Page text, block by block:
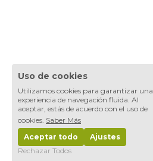
Uso de cookies
Utilizamos cookies para garantizar una
experiencia de navegación fluida. Al
aceptar, estás de acuerdo con el uso de
cookies. Saber Más
Aceptar todo
Ajustes
Rechazar Todos